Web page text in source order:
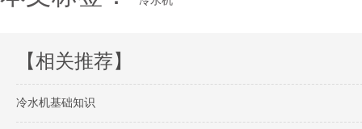
【相关推荐】
冷水机基础知识